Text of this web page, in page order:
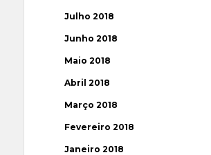
Julho 2018
Junho 2018
Maio 2018
Abril 2018
Março 2018
Fevereiro 2018
Janeiro 2018